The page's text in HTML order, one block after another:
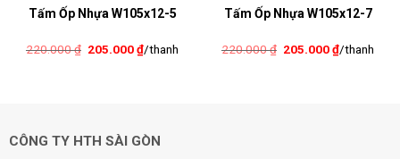
Tấm Ốp Nhựa W105x12-5
220.000₫ Giá
205.000₫Giá
/thanh
Tấm Ốp Nhựa W105x12-7
220.000₫ Giá
205.000₫Giá
/thanh
CÔNG TY HTH SÀI GÒN